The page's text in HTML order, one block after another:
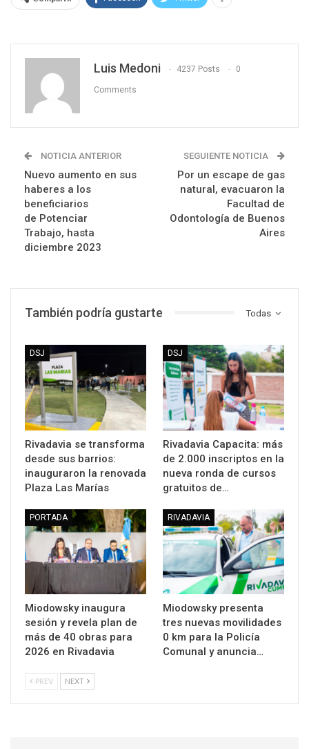
Luis Medoni 4237 Posts 0
Comments
NOTICIA ANTERIOR
Nuevo aumento en sus
haberes a los
beneficiarios
de Potenciar
Trabajo, hasta
diciembre 2023
SEGUIENTE NOTICIA
Por un escape de gas
natural, evacuaron la
Facultad de
Odontología de Buenos
Aires
Todas
También podría gustarte
DSJ
Rivadavia se transforma
desde sus barrios:
inauguraron la renovada
Plaza Las Marías
DSJ
Rivadavia Capacita: más
de 2.000 inscriptos en la
nueva ronda de cursos
gratuitos de…
PORTADA
Miodowsky inaugura
sesión y revela plan de
más de 40 obras para
2026 en Rivadavia
RIVADAVIA
Miodowsky presenta
tres nuevas movilidades
0 km para la Policía
Comunal y anuncia…
PREV NEXT